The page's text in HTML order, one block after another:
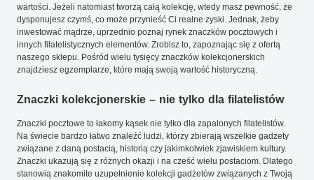
wartości. Jeżeli natomiast tworzą całą kolekcję, wtedy masz pewność, że
dysponujesz czymś, co może przynieść Ci realne zyski. Jednak, żeby
inwestować mądrze, uprzednio poznaj rynek znaczków pocztowych i
innych filatelistycznych elementów. Zrobisz to, zapoznając się z ofertą
naszego sklepu. Pośród wielu tysięcy znaczków kolekcjonerskich
znajdziesz egzemplarze, które mają swoją wartość historyczną.
Znaczki kolekcjonerskie – nie tylko dla filatelistów
Znaczki pocztowe to łakomy kąsek nie tylko dla zapalonych filatelistów.
Na świecie bardzo łatwo znaleźć ludzi, którzy zbierają wszelkie gadżety
związane z daną postacią, historią czy jakimkolwiek zjawiskiem kultury.
Znaczki ukazują się z różnych okazji i na cześć wielu postaciom. Dlatego
stanowią znakomite uzupełnienie kolekcji gadżetów związanych z Twoją